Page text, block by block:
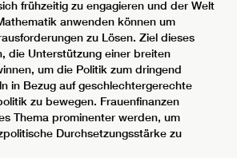
frühzeitig zu engagieren und der Welt
anwenden können um
zu Lösen. Ziel dieses
die Unterstützung einer breiten
um die Politik zum dringend
in Bezug auf geschlechtergerechte
zu bewegen. Frauenfinanzen
Thema prominenter werden, um
Durchsetzungsstärke zu